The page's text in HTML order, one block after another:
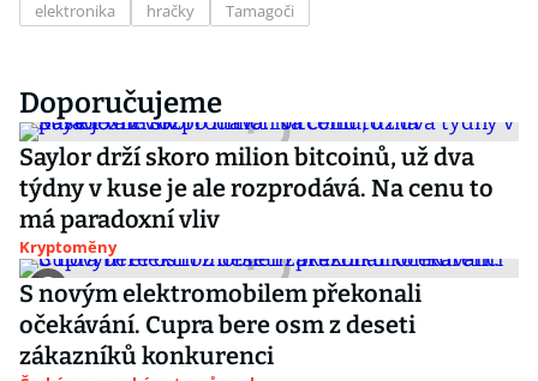
elektronika hračky Tamagoči
Doporučujeme
Saylor drží skoro milion bitcoinů, už dva
týdny v kuse je ale rozprodává. Na cenu to
má paradoxní vliv
Kryptoměny
S novým elektromobilem překonali
očekávání. Cupra bere osm z deseti
zákazníků konkurenci